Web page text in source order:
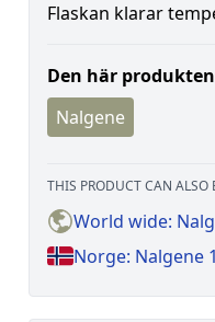
Flaskan klarar
Den här
Nalgene
THIS PRODUCT CAN ALSO
World wide:
Norge: Nalgene